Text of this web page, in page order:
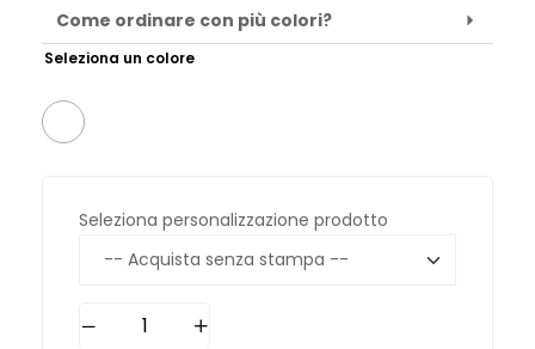
Come ordinare con più colori?
Seleziona un colore
Seleziona personalizzazione prodotto